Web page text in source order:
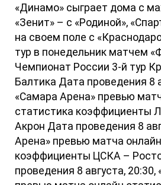
«Динамо» сыграет дома с
«Зенит» – с «Родиной»,
на своем поле с
тур в понедельник матчем
Чемпионат России 3-й тур
Балтика Дата проведения 8
«Самара Арена» превью
статистика коэффициенты
Акрон Дата проведения 8
Арена» превью матча
коэффициенты ЦСКА –
проведения 8 августа,